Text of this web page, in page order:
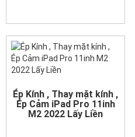
Ép Kính , Thay mặt kính ,
Ép Cảm iPad Pro 11inh
M2 2022 Lấy Liền